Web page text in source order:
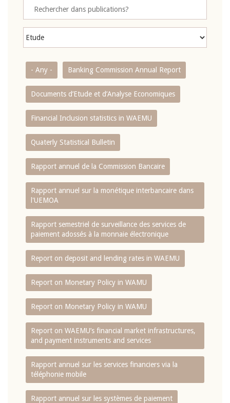
- Any - Banking Commission Annual Report
Documents d’Etude et d’Analyse Economiques
Financial Inclusion statistics in WAEMU
Quaterly Statistical Bulletin
Rapport annuel de la Commission Bancaire
Rapport annuel sur la monétique interbancaire dans
l'UEMOA
Rapport semestriel de surveillance des services de
paiement adossés à la monnaie électronique
Report on deposit and lending rates in WAEMU
Report on Monetary Policy in WAMU
Report on Monetary Policy in WAMU
Report on WAEMU’s financial market infrastructures,
and payment instruments and services
Rapport annuel sur les services financiers via la
téléphonie mobile
Rapport annuel sur les systèmes de paiement